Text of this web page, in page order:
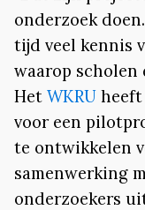
onderzoek
tijd veel kennis
waarop scholen
Het WKRU heeft
voor een
te ontwikkelen
samenwerking
onderzoekers